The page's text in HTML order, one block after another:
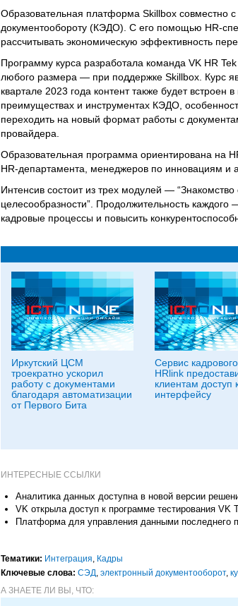
Образовательная платформа Skillbox совместно с
документообороту (КЭДО). С его помощью HR-
рассчитывать экономическую эффективность
Программу курса разработала команда VK HR
любого размера — при поддержке Skillbox. Курс
квартале 2023 года контент также будет
преимуществах и инструментах КЭДО,
переходить на новый формат работы с
провайдера.
Образовательная программа ориентирована на
HR-департамента, менеджеров по инновациям и
Интенсив состоит из трех модулей —
целесообразности”. Продолжительность
кадровые процессы и повысить
Иркутский ЦСМ
троекратно ускорил
работу с документами
благодаря автоматизации
от Первого Бита
Сервис
HRlink
клиентам доступ
интерфейсу
ИНТЕРЕСНЫЕ ССЫЛКИ
Аналитика данных доступна в новой версии
VK открыла доступ к программе тестирования VK
Платформа для управления данными последнего
Тематики: Интеграция, Кадры
Ключевые слова: СЭД, электронный документооборот,
А ЗНАЕТЕ ЛИ ВЫ, ЧТО: